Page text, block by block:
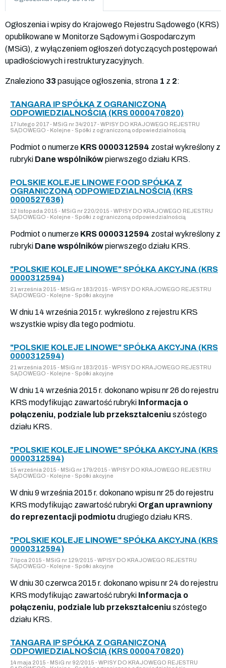
Ogłoszenia i wpisy do Krajowego Rejestru Sądowego (KRS)
opublikowane w Monitorze Sądowym i Gospodarczym
(MSiG), z wyłączeniem ogłoszeń dotyczących postępowań
upadłościowych i restrukturyzacyjnych.
Znaleziono 33 pasujące ogłoszenia, strona 1 z 2:
TANGARA IP SPÓŁKA Z OGRANICZONĄ
ODPOWIEDZIALNOŚCIĄ (KRS 0000470820)
17 lutego 2017 - MSiG nr 34/2017 - WPISY DO KRAJOWEGO REJESTRU
SĄDOWEGO - Kolejne - Spółki z ograniczoną odpowiedzialnością
Podmiot o numerze KRS 0000312594 został wykreślony z
rubryki Dane wspólnikówpierwszego działu KRS.
POLSKIE KOLEJE LINOWE FOOD SPÓŁKA Z
OGRANICZONĄ ODPOWIEDZIALNOŚCIĄ (KRS
0000527636)
12 listopada 2015 - MSiG nr 220/2015 - WPISY DO KRAJOWEGO REJESTRU
SĄDOWEGO - Kolejne - Spółki z ograniczoną odpowiedzialnością
Podmiot o numerze KRS 0000312594 został wykreślony z
rubryki Dane wspólnikówpierwszego działu KRS.
"POLSKIE KOLEJE LINOWE" SPÓŁKA AKCYJNA (KRS
0000312594)
21 września 2015 - MSiG nr 183/2015 - WPISY DO KRAJOWEGO REJESTRU
SĄDOWEGO - Kolejne - Spółki akcyjne
W dniu 14 września 2015 r. wykreślono z rejestru KRS
wszystkie wpisy dla tego podmiotu.
"POLSKIE KOLEJE LINOWE" SPÓŁKA AKCYJNA (KRS
0000312594)
21 września 2015 - MSiG nr 183/2015 - WPISY DO KRAJOWEGO REJESTRU
SĄDOWEGO - Kolejne - Spółki akcyjne
W dniu 14 września 2015 r. dokonano wpisu nr 26 do rejestru
KRS modyfikując zawartość rubryki Informacja o
połączeniu, podziale lub przekształceniu szóstego
działu KRS.
"POLSKIE KOLEJE LINOWE" SPÓŁKA AKCYJNA (KRS
0000312594)
15 września 2015 - MSiG nr 179/2015 - WPISY DO KRAJOWEGO REJESTRU
SĄDOWEGO - Kolejne - Spółki akcyjne
W dniu 9 września 2015 r. dokonano wpisu nr 25 do rejestru
KRS modyfikując zawartość rubryki Organ uprawniony
do reprezentacji podmiotu drugiego działu KRS.
"POLSKIE KOLEJE LINOWE" SPÓŁKA AKCYJNA (KRS
0000312594)
7 lipca 2015 - MSiG nr 129/2015 - WPISY DO KRAJOWEGO REJESTRU
SĄDOWEGO - Kolejne - Spółki akcyjne
W dniu 30 czerwca 2015 r. dokonano wpisu nr 24 do rejestru
KRS modyfikując zawartość rubryki Informacja o
połączeniu, podziale lub przekształceniu szóstego
działu KRS.
TANGARA IP SPÓŁKA Z OGRANICZONĄ
ODPOWIEDZIALNOŚCIĄ (KRS 0000470820)
14 maja 2015 - MSiG nr 92/2015 - WPISY DO KRAJOWEGO REJESTRU